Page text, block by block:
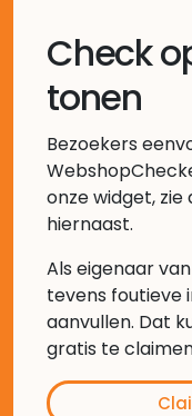
Check
tonen
Bezoekers
onze widget, zie
hiernaast.
Als eigenaar
tevens foutieve
aanvullen. Dat
gratis te